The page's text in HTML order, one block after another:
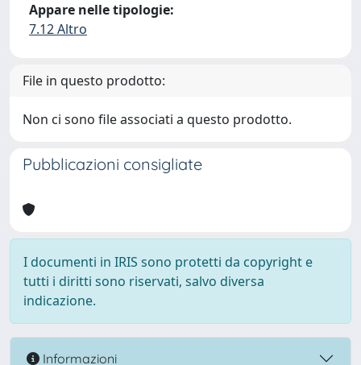
Appare nelle tipologie:
7.12 Altro
File in questo prodotto:
Non ci sono file associati a questo prodotto.
Pubblicazioni consigliate
I documenti in IRIS sono protetti da copyright e
tutti i diritti sono riservati, salvo diversa
indicazione.
Informazioni